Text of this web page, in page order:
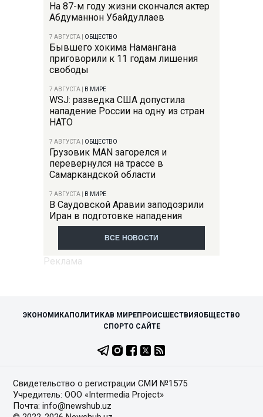
На 87-м году жизни скончался актер
Абдуманнон Убайдуллаев
7 АВГУСТА ОБЩЕСТВО
Бывшего хокима Намангана
приговорили к 11 годам лишения
свободы
7 АВГУСТА В МИРЕ
WSJ: разведка США допустила
нападение России на одну из стран
НАТО
7 АВГУСТА ОБЩЕСТВО
Грузовик MAN загорелся и
перевернулся на трассе в
Самаркандской области
7 АВГУСТА В МИРЕ
В Саудовской Аравии заподозрили
Иран в подготовке нападения
ВСЕ НОВОСТИ
ЭКОНОМИКАПОЛИТИКАВ МИРЕПРОИСШЕСТВИЯ ОБЩЕСТВО
СПОРТО САЙТЕ
Свидетельство о регистрации СМИ №1575
Учредитель: ООО «Intermedia Project»
Почта: info@newshub.uz